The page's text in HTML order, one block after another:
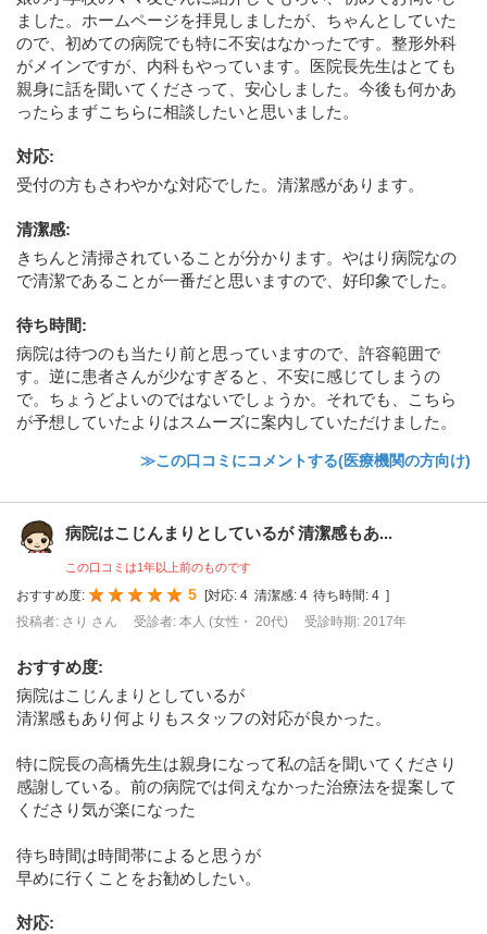
ました。ホームページを拝見しましたが、ちゃんとしていた
ので、初めての病院でも特に不安はなかったです。整形外科
がメインですが、内科もやっています。医院長先生はとても
親身に話を聞いてくださって、安心しました。今後も何かあ
ったらまずこちらに相談したいと思いました。
対応:
受付の方もさわやかな対応でした。清潔感があります。
清潔感:
きちんと清掃されていることが分かります。やはり病院なの
で清潔であることが一番だと思いますので、好印象でした。
待ち時間:
病院は待つのも当たり前と思っていますので、許容範囲で
す。逆に患者さんが少なすぎると、不安に感じてしまうの
で。ちょうどよいのではないでしょうか。それでも、こちら
が予想していたよりはスムーズに案内していただけました。
≫この口コミにコメントする(医療機関の方向け)
病院はこじんまりとしているが 清潔感もあ...
この口コミは1年以上前のものです
おすすめ度: 5 対応: 4 清潔感: 4 待ち時間: 4
投稿者: さり さん
受診者: 本人 (女性・ 20代) 受診時期: 2017年
おすすめ度:
病院はこじんまりとしているが
清潔感もあり何よりもスタッフの対応が良かった。
特に院長の高橋先生は親身になって私の話を聞いてくださり
感謝している。前の病院では伺えなかった治療法を提案して
くださり気が楽になった
待ち時間は時間帯によると思うが
早めに行くことをお勧めしたい。
対応: